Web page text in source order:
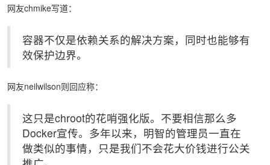
网友chmike写道：
容器不仅是依赖关系的解决方案，同时也能够有
效保护边界。
网友neilwilson则回应称：
这只是chroot的花哨强化版。不要相信那么多
Docker宣传。多年以来，明智的管理员一直在
做类似的事情，只是我们不会花大价钱进行公关